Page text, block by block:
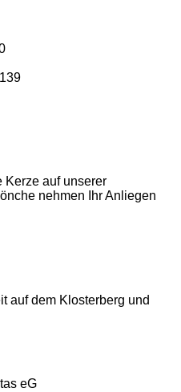
Kerze auf unserer
nehmen Ihr Anliegen
auf dem Klosterberg und
eG